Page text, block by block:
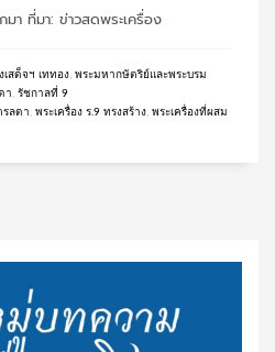
า ที่มา: ข่าวสดพระเครื่อง
เสด็จฯ เททอง, พระมหากษัตริย์และพระบรม
า , รัชกาลที่ 9
รลดา , พระเครื่อง ร.9 ทรงสร้าง, พระเครื่องที่ผสม